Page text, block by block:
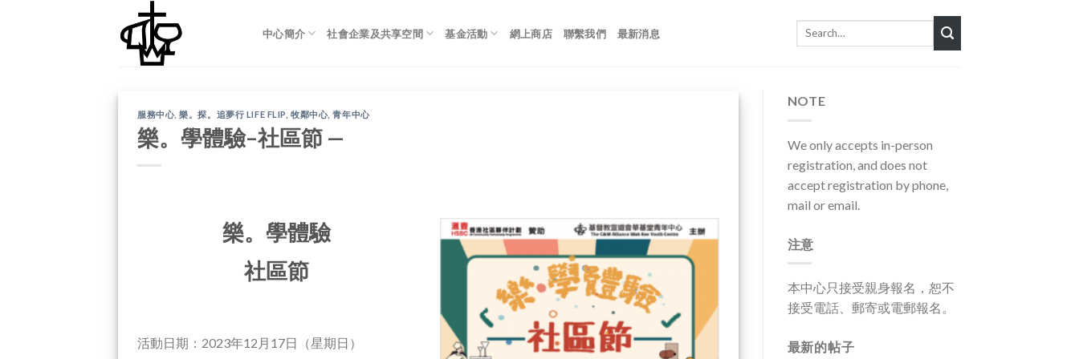
中心簡介 社會企業及共享空間 基金活動 網上商店 聯繫我們 最新消息
Search
服務中心,樂。探。追夢行 LIFE FLIP ,牧鄰中心,青年中心
樂。學體驗–社區節 —
樂。學體驗
社區節
活動日期：2023年12月17日（星期日）
NOTE
We only accepts in-person
registration, and does not
accept registration by phone,
mail or email.
注意
本中心只接受親身報名，恕不
接受電話、郵寄或電郵報名。
最新的帖子